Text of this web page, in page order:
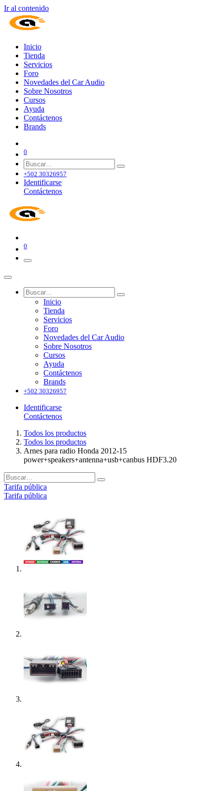
Ir al contenido
Inicio
Tienda
Servicios
Foro
Novedades del Car Audio
Sobre Nosotros
Cursos
Ayuda
Contáctenos
Brands
0
+502 30326957
Identificarse
Contáctenos
0
Inicio
Tienda
Servicios
Foro
Novedades del Car Audio
Sobre Nosotros
Cursos
Ayuda
Contáctenos
Brands
+502 30326957
Identificarse
Contáctenos
Todos los productos
Todos los productos
Arnes para radio Honda 2012-15
power+speakers+antenna+usb+canbus HDF3.20
Tarifa pública
Tarifa pública